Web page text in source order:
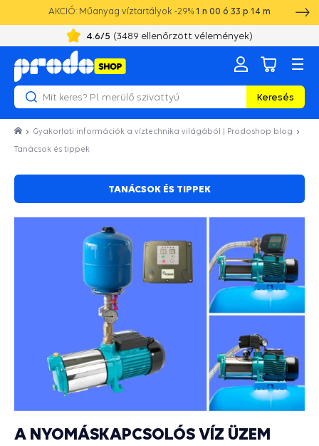
AKCIÓ: Műanyag víztartályok -29% 1 n 00 ó 33 p 14 m
4.6/5 (3489 ellenőrzött vélemények)
Keresés
Gyakorlati információk a víztechnika világából | Prodoshop blog
Tanácsok és tippek
TANÁCSOK ÉS TIPPEK
A NYOMÁSKAPCSOLÓS VÍZ ÜZEM